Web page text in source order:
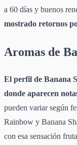
a 60 días y buenos
mostrado retornos
Aromas de
El perfil de Banana
donde aparecen
pueden variar según
Rainbow y Banana
con esa sensación